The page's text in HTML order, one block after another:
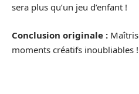
sera plus qu’un jeu d’enfant !
Conclusion originale :
moments créatifs inoubliables !